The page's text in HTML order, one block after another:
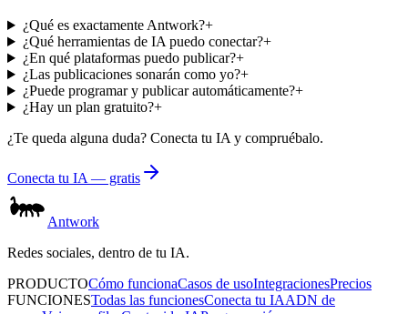
¿Qué es exactamente Antwork?+
¿Qué herramientas de IA puedo conectar?+
¿En qué plataformas puedo publicar?+
¿Las publicaciones sonarán como yo?+
¿Puede programar y publicar automáticamente?+
¿Hay un plan gratuito?+
¿Te queda alguna duda? Conecta tu IA y compruébalo.
Conecta tu IA — gratis
Antwork
Redes sociales, dentro de tu IA.
PRODUCTOCómo funcionaCasos de usoIntegracionesPrecios
FUNCIONESTodas las funcionesConecta tu IAADN de